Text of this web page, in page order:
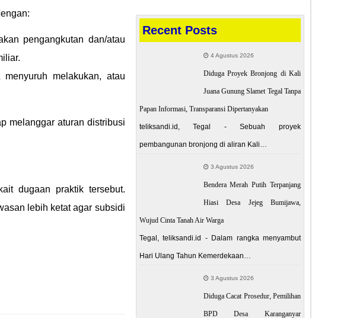
pengangkutan dan/atau
melakukan, atau
melanggar aturan distribusi
dugaan praktik tersebut.
lebih ketat agar subsidi
Recent Posts
4 Agustus 2026
Diduga Proyek Bronjong di Kali
Juana Gunung Slamet Tegal Tanpa
Papan Informasi, Transparansi Dipertanyakan
teliksandi.id, Tegal - Sebuah proyek
pembangunan bronjong di aliran Kali…
3 Agustus 2026
Bendera Merah Putih Terpanjang
Hiasi Desa Jejeg Bumijawa,
Wujud Cinta Tanah Air Warga
Tegal, teliksandi.id - Dalam rangka menyambut
Hari Ulang Tahun Kemerdekaan…
3 Agustus 2026
Diduga Cacat Prosedur, Pemilihan
BPD Desa Karanganyar